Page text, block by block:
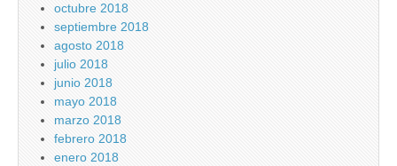
octubre 2018
septiembre 2018
agosto 2018
julio 2018
junio 2018
mayo 2018
marzo 2018
febrero 2018
enero 2018